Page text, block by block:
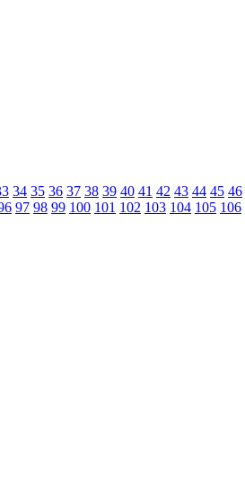
34 35 36 37 38 39 40 41 42 43 44 45 46
97 98 99 100 101 102 103 104 105 106